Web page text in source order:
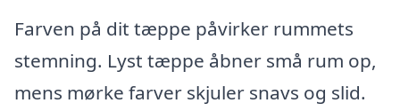
Farven på dit tæppe påvirker rummets
stemning. Lyst tæppe åbner små rum op,
mens mørke farver skjuler snavs og slid.